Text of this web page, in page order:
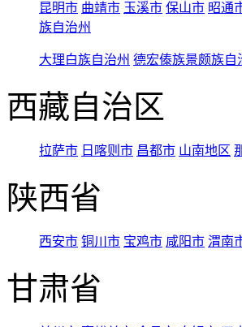
昆明市 曲靖市 玉溪市 保山市 昭通
族自治州
大理白族自治州 德宏傣族景颇族自
西藏自治区
拉萨市 日喀则市 昌都市 山南地区
陕西省
西安市 铜川市 宝鸡市 咸阳市 渭南
甘肃省